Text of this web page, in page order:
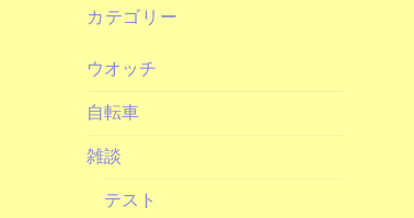
カテゴリー
ウオッチ
自転車
雑談
テスト